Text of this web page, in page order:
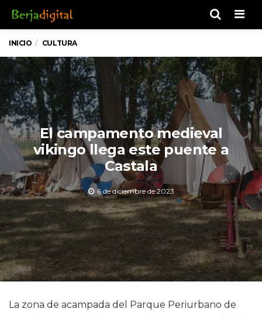
INICIO CULTURA
El campamento medieval
vikingo llega este puente a
Castala
6 de diciembre de 2023
La zona de acampada del Parque Periurbano de